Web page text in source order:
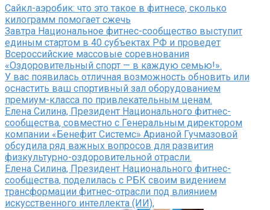
Сайкл-аэробик: что это такое в фитнесе, сколько
килограмм помогает сжечь
Завтра Национальное фитнес-сообщество выступит
единым стартом в 40 субъектах РФ и проведет
Всероссийские массовые соревнования
«Оздоровительный спорт — в каждую семью!».
У вас появилась отличная возможность обновить или
оснастить ваш спортивный зал оборудованием
премиум-класса по привлекательным ценам.
Елена Силина, Президент Национального фитнес-
сообщества, совместно с Генеральным директором
компании «Бенефит Системс» Арианой Гучмазовой
обсудила ряд важных вопросов для развития
физкультурно-оздоровительной отрасли.
Елена Силина, Президент Национального фитнес-
сообщества, поделилась с РБК своим видением
трансформации фитнес-отрасли под влиянием
искусственного интеллекта (ИИ),